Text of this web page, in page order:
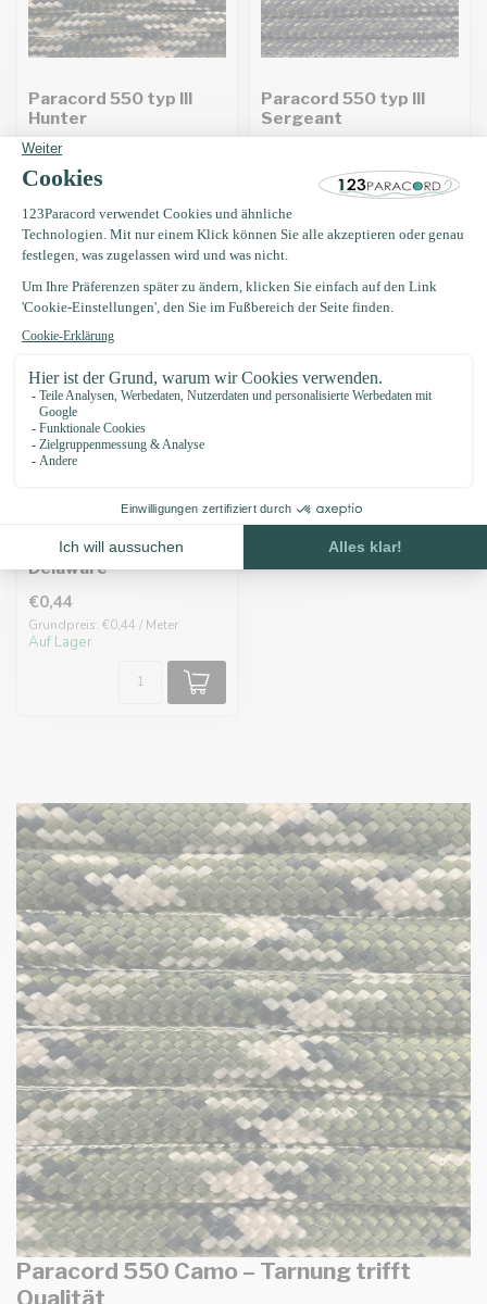
Paracord 550 typ III
Hunter
€0,44
Grundpreis: €0,44 / Meter
Auf Lager
Paracord 550 typ III
Sergeant
Grundpreis: €0,44 / Meter
Auf Lager
Paracord 550 typ III
Delaware
€0,44
Grundpreis: €0,44 / Meter
Auf Lager
Paracord 550 Camo – Tarnung trifft
Qualität